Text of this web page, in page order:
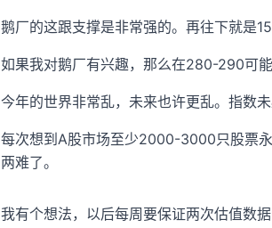
鹅厂的这跟支撑是非常强的。再往下就是
如果我对鹅厂有兴趣，那么在280-290可
今年的世界非常乱，未来也许更乱。指数
每次想到A股市场至少2000-3000只股票
两难了。
我有个想法，以后每周要保证两次估值数